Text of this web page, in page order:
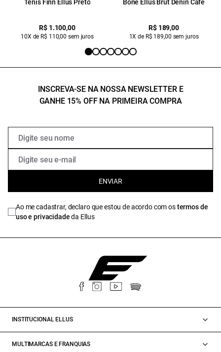
Tenis Finn Ellus Preto
R$ 1.100,00
10X de R$ 110,00 sem juros
Bone Ellus Brut Denin Cafe
R$ 189,00
1X de R$ 189,00 sem juros
INSCREVA-SE NA NOSSA NEWSLETTER E
GANHE 15% OFF NA PRIMEIRA COMPRA
ENVIAR
Ao me cadastrar, declaro que estou de acordo com ostermos de
uso e privacidadeda Ellus
INSTITUCIONAL ELLUS
MULTIMARCAS E FRANQUIAS